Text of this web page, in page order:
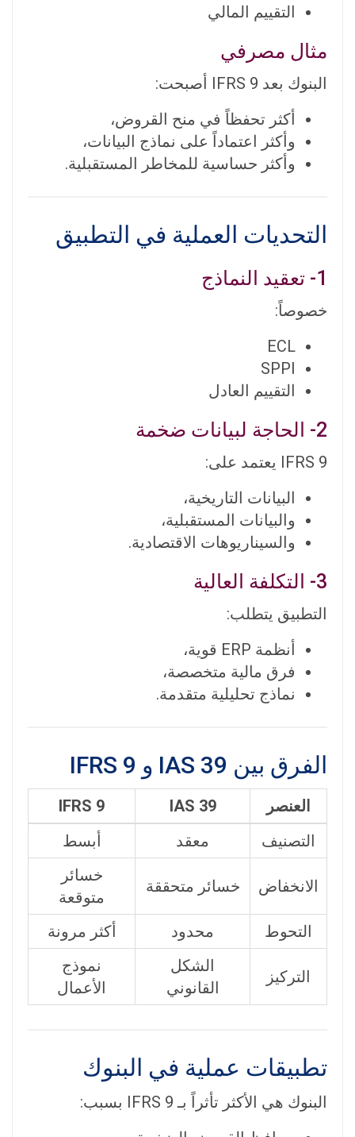
التقييم المالي
مثال مصرفي
البنوك بعد IFRS 9 أصبحت:
أكثر تحفظاً في منح القروض،
وأكثر اعتماداً على نماذج البيانات،
وأكثر حساسية للمخاطر المستقبلية.
التحديات العملية في التطبيق
1- تعقيد النماذج
خصوصاً:
ECL
SPPI
التقييم العادل
2- الحاجة لبيانات ضخمة
IFRS 9 يعتمد على:
البيانات التاريخية،
والبيانات المستقبلية،
والسيناريوهات الاقتصادية.
3- التكلفة العالية
التطبيق يتطلب:
أنظمة ERP قوية،
فرق مالية متخصصة،
نماذج تحليلية متقدمة.
الفرق بين IAS 39 و IFRS 9
العنصر IAS 39
IFRS 9
التصنيف
معقد أبسط
الانخفاض خسائر متحققة
خسائر
متوقعة
التحوط
محدود أكثر مرونة
التركيز
الشكل
القانوني
نموذج
الأعمال
تطبيقات عملية في البنوك
البنوك هي الأكثر تأثراً بـ IFRS 9 بسبب: